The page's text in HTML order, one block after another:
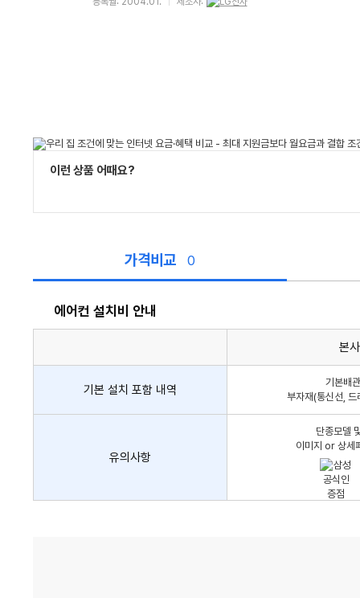
이런 상품 어때요?
가격비교 0
에어컨 설치비 안내
어
컨
치
본
기본 설치 포함 내역
기본배
부자재(통신선, 드
유의사항
단종모델
이미지 or 상세